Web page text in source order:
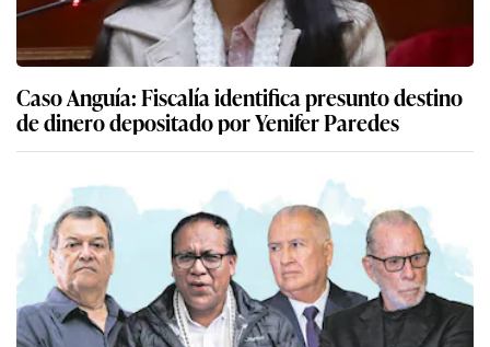
Caso Anguía: Fiscalía identifica presunto destino
de dinero depositado por Yenifer Paredes